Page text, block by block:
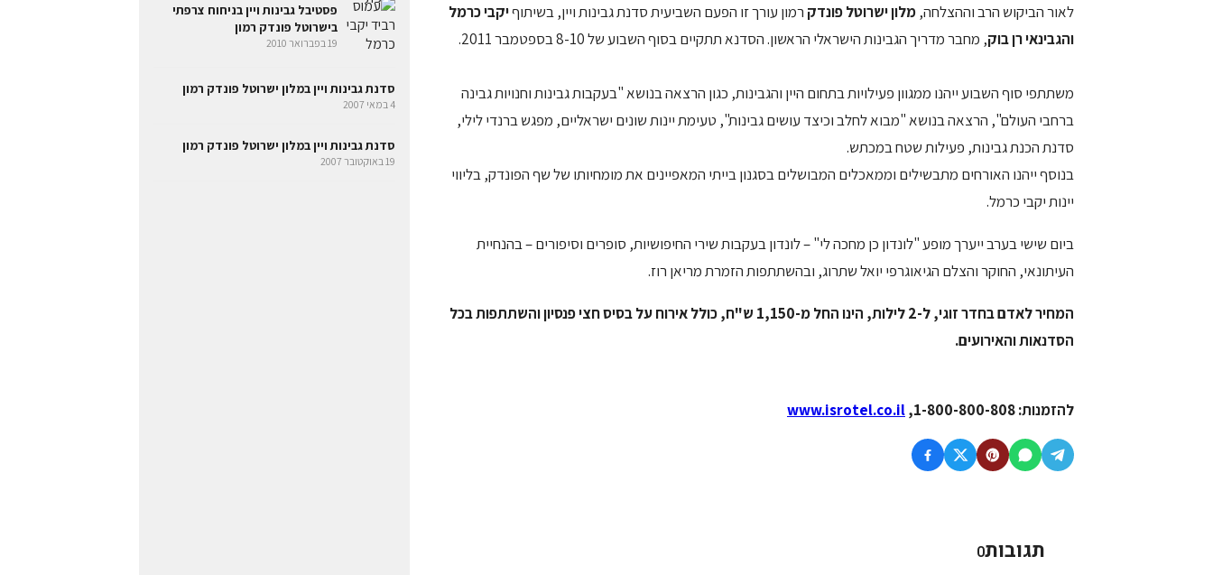
לאור הביקוש הרב וההצלחה, מלון ישרוטל פונדק רמון עורך זו הפעם השביעית סדנת גבינות ויין, בשיתוףיקבי כרמל
והגבינאי רןבוק, מחבר מדריך הגבינות הישראלי הראשון. הסדנא תתקיים בסוף השבוע של 8-10 בספטמבר 2011.
משתתפי סוף השבוע ייהנו ממגוון פעילויות בתחום היין והגבינות, כגון הרצאה בנושא "בעקבות גבינות וחנויות גבינה
ברחבי העולם", הרצאה בנושא "מבוא לחלב וכיצד עושים גבינות", טעימת יינות שונים ישראליים, מפגש ברנדי לילי,
סדנת הכנת גבינות, פעילות שטח במכתש.
בנוסף ייהנו האורחים מתבשילים וממאכלים המבושלים בסגנון בייתי המאפיינים את מומחיותו של שף הפונדק, בליווי
יינות יקבי כרמל.
ביום שישי בערב ייערך מופע "לונדון כן מחכה לי" – לונדון בעקבות שירי החיפושיות, סופרים וסיפורים – בהנחיית
העיתונאי, החוקר והצלם הגיאוגרפי יואל שתרוג, ובהשתתפות הזמרת מריאן רוז.
המחיר לאדם בחדר זוגי, ל-2 לילות, הינו החל מ-1,150 ש"ח, כולל אירוח על בסיס חצי פנסיון והשתתפות בכל
הסדנאות והאירועים.
להזמנות: 1-800-800-808, www.isrotel.co.il
תגובות0
פסטיבל גבינות ויין בניחוח צרפתי
בישרוטל פונדק רמון
19 בפברואר 2010
סדנת גבינות ויין במלון ישרוטל פונדק רמון
4 במאי 2007
סדנת גבינות ויין במלון ישרוטל פונדק רמון
19 באוקטובר 2007